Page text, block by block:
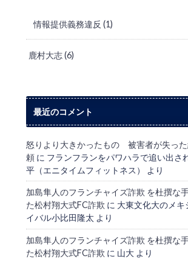
情報提供義務違反 (1)
鹿村大志(6)
最近のコメント
怒りより大きかったもの 被害者が失っ
頼 に フランフランをパワハラで追い出さ
平（エニタイムフィットネス）
より
加島隼人のフランチャイズ詐欺 を杜撰な
た松村翔大式FC詐欺 に 大東文化大のメキ
イバル小比田隆太 より
加島隼人のフランチャイズ詐欺 を杜撰な
た松村翔大式FC詐欺 に 山大 より